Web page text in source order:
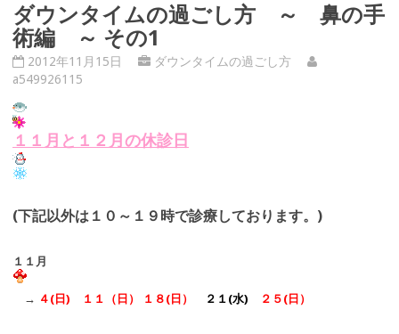
ダウンタイムの過ごし方 ～ 鼻の手
術編 ～ その1
2012年11月15日
ダウンタイムの過ごし方
a549926115
１１月と１２月の休診日
(下記以外は１０～１９時で診療しております。)
１１月
→ ４(日) １１（日） １８(日） ２１(水) ２５(日）